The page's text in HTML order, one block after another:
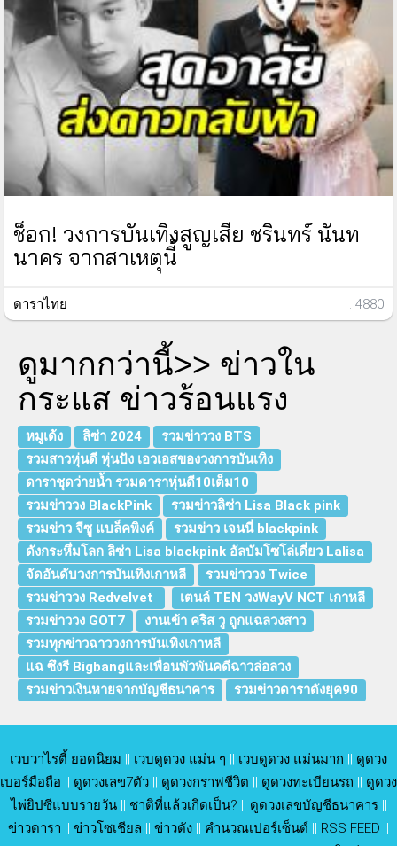
ช็อก! วงการบันเทิงสูญเสีย ชรินทร์ นันท
นาคร จากสาเหตุนี้
ดาราไทย : 4880
ดูมากกว่านี้>> ข่าวใน
กระแส ข่าวร้อนแรง
หมูเด้ง ลิซ่า 2024
รวมข่าววง BTS
รวมสาวหุ่นดี หุ่นปัง เอวเอสของวงการบันเทิง
ดาราชุดว่ายน้ำ รวมดาราหุ่นดี10เต็ม10
รวมข่าววง BlackPink
รวมข่าวลิซ่า Lisa Black pink
รวมข่าว จีซู แบล็คพิงค์
รวมข่าว เจนนี่ blackpink
ดังกระหึ่มโลก ลิซ่า Lisa blackpink อัลบัมโซโล่เดี่ยว Lalisa
จัดอันดับวงการบันเทิงเกาหลี
รวมข่าววง Twice
รวมข่าววง Redvelvet
เตนล์ TEN วงWayV NCT เกาหลี
รวมข่าววง GOT7
งานเข้า คริส วู ถูกแฉลวงสาว
รวมทุกข่าวฉาววงการบันเทิงเกาหลี
แฉ ซึงรี Bigbangและเพื่อนพัวพันคดีฉาวล่อลวง
รวมข่าวเงินหายจากบัญชีธนาคาร
รวมข่าวดาราดังยุค90
เวบวาไรตี้ ยอดนิยม || เวบดูดวง แม่น ๆ || เวบดูดวง แม่นมาก || ดูดวง
เบอร์มือถือ || ดูดวงเลข7ตัว || ดูดวงกราฟชีวิต || ดูดวงทะเบียนรถ || ดูดวง
ไพ่ยิปซีแบบรายวัน|| ชาติที่แล้วเกิดเป็น? || ดูดวงเลขบัญชีธนาคาร||
ข่าวดารา || ข่าวโซเชียล || ข่าวดัง || คำนวณเปอร์เซ็นต์ || RSS FEED ||